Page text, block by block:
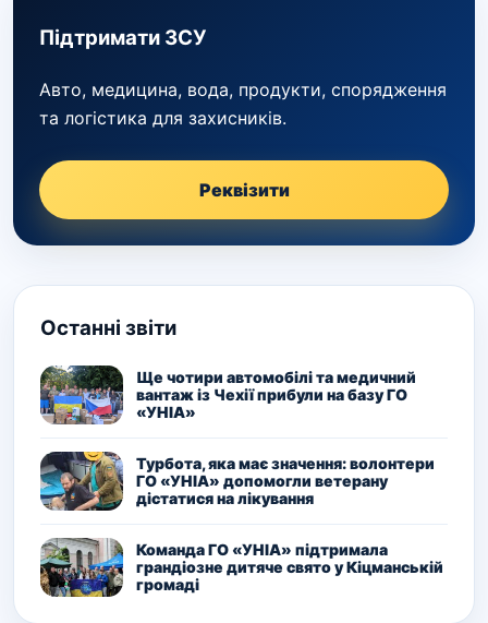
Підтримати ЗСУ
Авто, медицина, вода, продукти, спорядження
та логістика для захисників.
Реквізити
Останні звіти
Ще чотири автомобілі та медичний
вантаж із Чехії прибули на базу ГО
«УНІА»
Турбота, яка має значення: волонтери
ГО «УНІА» допомогли ветерану
дістатися на лікування
Команда ГО «УНІА» підтримала
грандіозне дитяче свято у Кіцманській
громаді